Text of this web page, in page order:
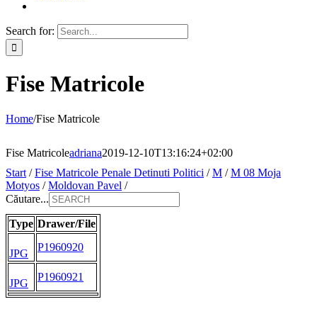
Search for:
Fise Matricole
Home/Fise Matricole
Fise Matricoleadriana2019-12-10T13:16:24+02:00
Start /Fise Matricole Penale Detinuti Politici /M /M 08 Moja
Motyos /Moldovan Pavel /
Căutare...
Type Drawer/File
JPG
P1960920
JPG
P1960921